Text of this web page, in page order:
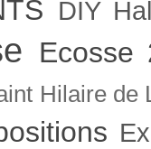
DIY
Ecosse
Hilaire de